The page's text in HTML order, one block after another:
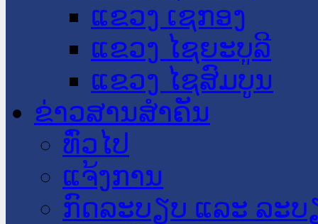
ແຂວງ ເຊກອງ
ແຂວງ ໄຊຍະບູລີ
ແຂວງ ໄຊສົມບູນ
ຂ່າວສານສໍາຄັນ
​ທົ່ວ​ໄປ
ແຈ້ງການ
ກົດລະບຽບ ແລະ ລະບ